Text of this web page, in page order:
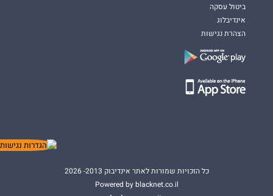
ביטול עסקה
אינדיבלוג
הצהרת נגישות
כל הזכויות שמורות לאתר אינדיבוק 2013- 2026
Powered by blacknet.co.il